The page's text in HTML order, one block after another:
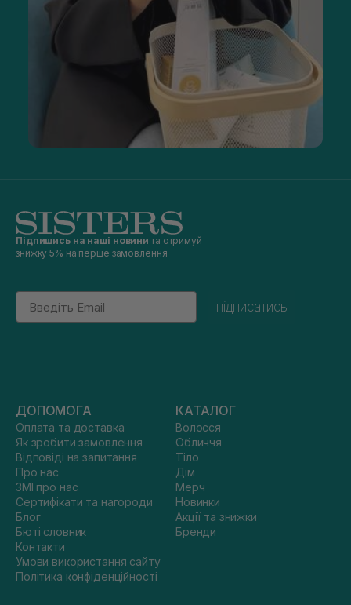
Підпишись на наші новини та отримуй
знижку 5% на перше замовлення
Email
підписатись
ДОПОМОГА
Оплата та доставка
Як зробити замовлення
Відповіді на запитання
Про нас
ЗМІ про нас
Сертифікати та нагороди
Блог
Бюті словник
Контакти
Умови використання сайту
Політика конфіденційності
КАТАЛОГ
Волосся
Обличчя
Тіло
Дім
Мерч
Новинки
Акції та знижки
Бренди